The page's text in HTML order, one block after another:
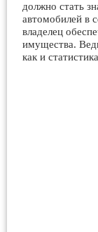
должно стать
автомобилей в
владелец
имущества.
как и